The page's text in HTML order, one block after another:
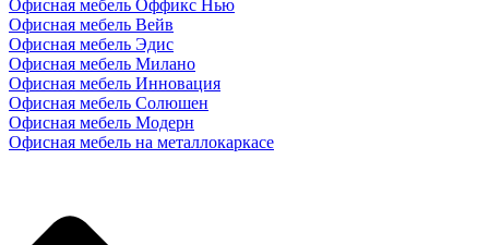
Офисная мебель Оффикс Нью
Офисная мебель Вейв
Офисная мебель Эдис
Офисная мебель Милано
Офисная мебель Инновация
Офисная мебель Солюшен
Офисная мебель Модерн
Офисная мебель на металлокаркасе